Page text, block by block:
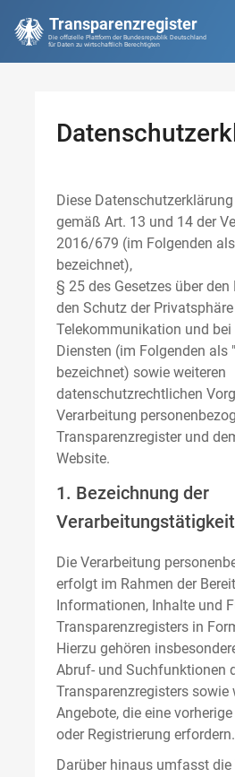
Transparenzregister
Die offizielle Plattform der Bundesrepublik Deutschland
für Daten zu wirtschaftlich Berechtigten
Diese
gemäß Art. 13 und 14 der
2016/679 (im Folgenden
bezeichnet),
§ 25 des Gesetzes über
den Schutz der
Telekommunikation und
Diensten (im Folgenden als "
bezeichnet) sowie weiteren
datenschutzrechtlichen
Verarbeitung
Transparenzregister und
Website.
1. Bezeichnung der
Verarbeitungstätigkeit
Die Verarbeitung
erfolgt im Rahmen der
Informationen, Inhalte und
Transparenzregisters in
Hierzu gehören
Abruf- und Suchfunktionen
Transparenzregisters sowie
Angebote, die eine
oder Registrierung erfordern.
Darüber hinaus umfasst